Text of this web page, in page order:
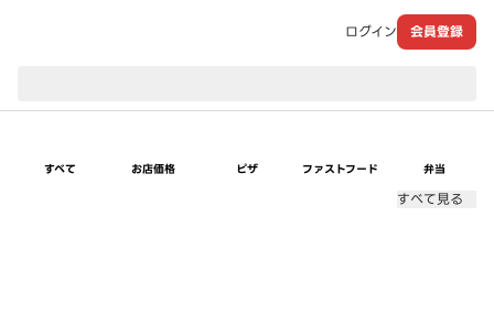
ログイン 会員登録
すべて お店価格 ピザ ファストフード 弁当
すべて見る